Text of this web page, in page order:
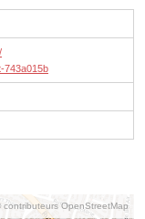
743a015b
contributeurs OpenStreetMap